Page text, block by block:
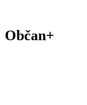
Občan+